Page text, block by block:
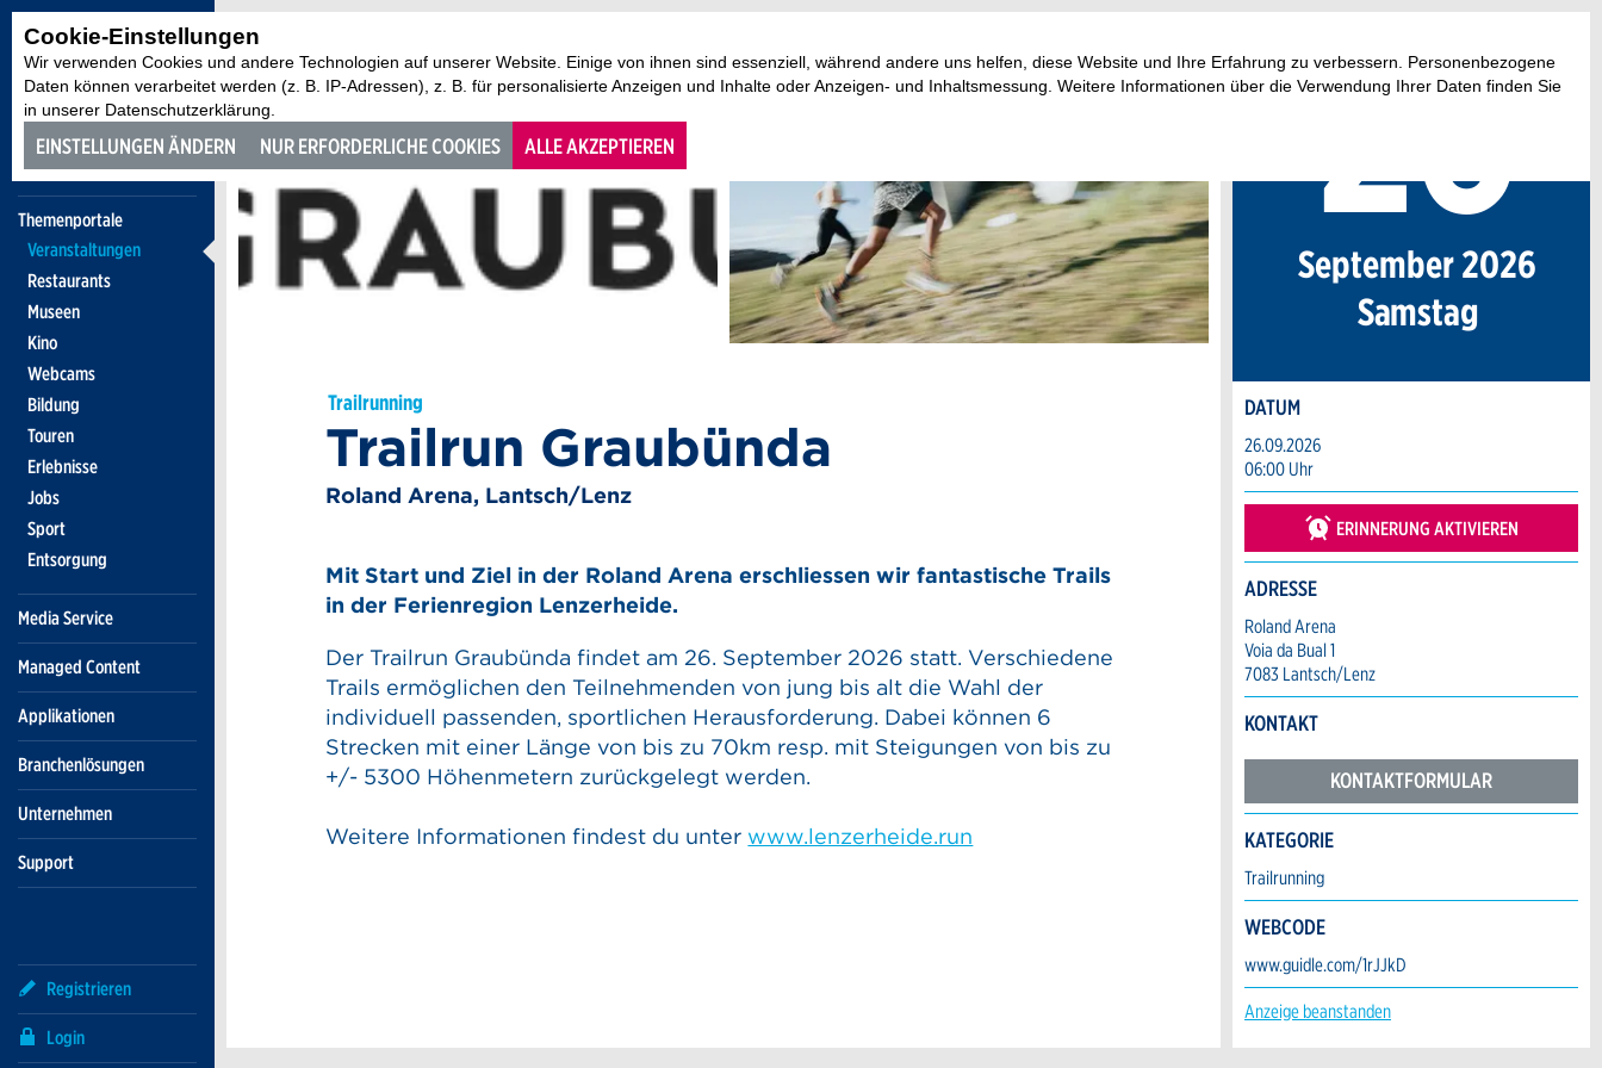
Cookie-Einstellungen
Wir verwenden Cookies und andere Technologien auf unserer Website. Einige von ihnen sind essenziell, während andere uns helfen, diese Website und Ihre Erfahrung zu verbessern. Personenbezogene
Daten können verarbeitet werden (z. B. IP-Adressen), z. B. für personalisierte Anzeigen und Inhalte oder Anzeigen- und Inhaltsmessung. Weitere Informationen über die Verwendung Ihrer Daten finden Sie
in unserer Datenschutzerklärung.
EINSTELLUNGEN ÄNDERN NUR ERFORDERLICHE COOKIES ALLE AKZEPTIEREN
Themenportale
Veranstaltungen
Restaurants
Museen
Kino
Webcams
Bildung
Touren
Erlebnisse
Jobs
Sport
Entsorgung
Media Service
Managed Content
Applikationen
Branchenlösungen
Unternehmen
Support
Registrieren
Login
Trailrunning
Trailrun Graubünda
Roland Arena, Lantsch/Lenz
Mit Start und Ziel in der Roland Arena erschliessen wir fantastische Trails
in der Ferienregion Lenzerheide.
Der Trailrun Graubünda findet am 26. September 2026 statt. Verschiedene
Trails ermöglichen den Teilnehmenden von jung bis alt die Wahl der
individuell passenden, sportlichen Herausforderung. Dabei können 6
Strecken mit einer Länge von bis zu 70km resp. mit Steigungen von bis zu
+/- 5300 Höhenmetern zurückgelegt werden.
Weitere Informationen findest du unter www.lenzerheide.run
Samstag
26
. September 2026
DATUM
26.09.2026
06:00 Uhr
ERINNERUNG AKTIVIEREN
ADRESSE
Roland Arena
Voia da Bual 1
7083 Lantsch/Lenz
KONTAKT
KONTAKTFORMULAR
KATEGORIE
Trailrunning
WEBCODE
www.guidle.com/1rJJkD
Anzeige beanstanden